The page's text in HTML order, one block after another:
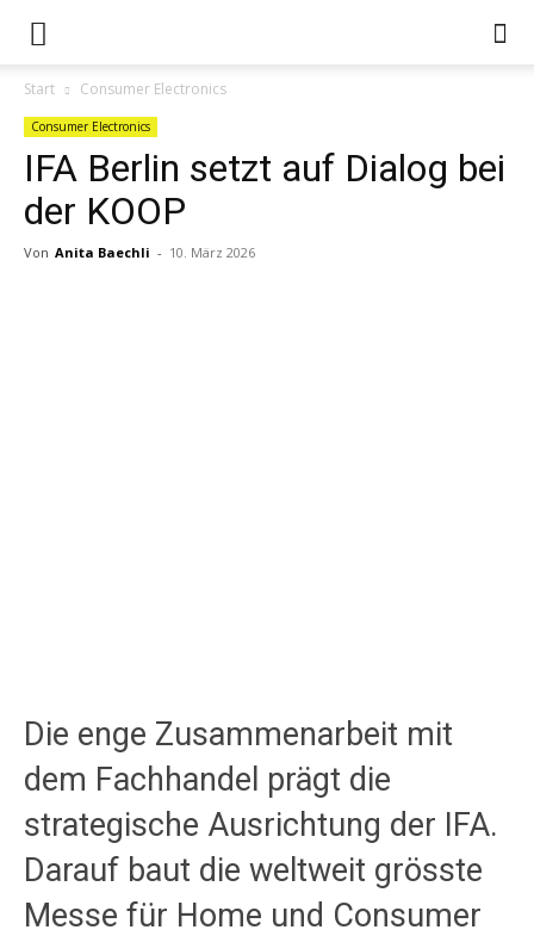
Start Consumer Electronics
Consumer Electronics
IFA Berlin setzt auf Dialog bei
der KOOP
Von Anita Baechli - 10. März 2026
Die enge Zusammenarbeit mit
dem Fachhandel prägt die
strategische Ausrichtung der IFA.
Darauf baut die weltweit grösste
Messe für Home und Consumer